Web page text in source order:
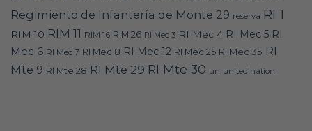
Regimiento de Infantería de Monte 29 reserva RI 1
RIM 10 RIM 11 RIM 16 RIM 26 RI Mec 3 RI Mec 4 RI Mec 5 RI
Mec 6 RI Mec 7 RI Mec 8 RI Mec 12 RI Mec 25 RI Mec 35 RI
Mte 9 RI Mte 28 RI Mte 29 RI Mte 30 un united nation